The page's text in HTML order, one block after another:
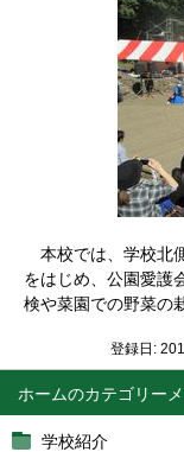
ホーム
学校紹介
本校では、学校北
をはじめ、公園愛護
検や菜園での野菜の
登録日: